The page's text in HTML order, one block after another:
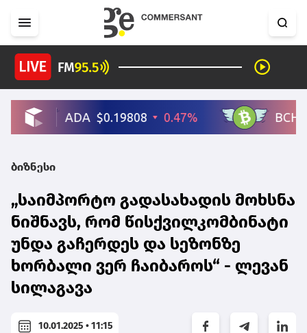
ბიზნესი
„საიმპორტო გადასახადის მოხსნა
ნიშნავს, რომ წისქვილკომბინატი
უნდა გაჩერდეს და სეზონზე
ხორბალი ვერ ჩაიბაროს“ - ლევან
სილაგავა
10.01.2025 • 11:15